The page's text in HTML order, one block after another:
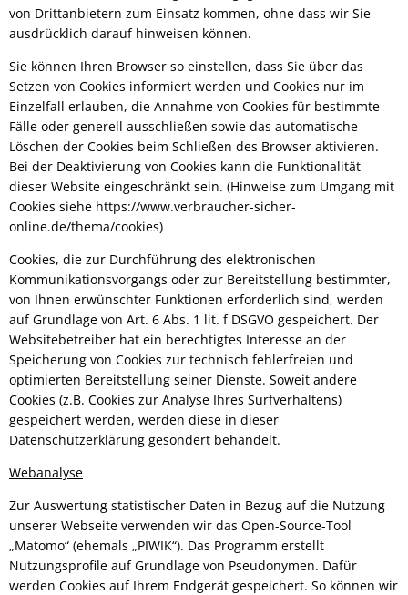
von Drittanbietern zum Einsatz kommen, ohne dass wir Sie
ausdrücklich darauf hinweisen können.
Sie können Ihren Browser so einstellen, dass Sie über das
Setzen von Cookies informiert werden und Cookies nur im
Einzelfall erlauben, die Annahme von Cookies für bestimmte
Fälle oder generell ausschließen sowie das automatische
Löschen der Cookies beim Schließen des Browser aktivieren.
Bei der Deaktivierung von Cookies kann die Funktionalität
dieser Website eingeschränkt sein. (Hinweise zum Umgang mit
Cookies siehe https://www.verbraucher-sicher-
online.de/thema/cookies)
Cookies, die zur Durchführung des elektronischen
Kommunikationsvorgangs oder zur Bereitstellung bestimmter,
von Ihnen erwünschter Funktionen erforderlich sind, werden
auf Grundlage von Art. 6 Abs. 1 lit. f DSGVO gespeichert. Der
Websitebetreiber hat ein berechtigtes Interesse an der
Speicherung von Cookies zur technisch fehlerfreien und
optimierten Bereitstellung seiner Dienste. Soweit andere
Cookies (z.B. Cookies zur Analyse Ihres Surfverhaltens)
gespeichert werden, werden diese in dieser
Datenschutzerklärung gesondert behandelt.
Webanalyse
Zur Auswertung statistischer Daten in Bezug auf die Nutzung
unserer Webseite verwenden wir das Open-Source-Tool
„Matomo“ (ehemals „PIWIK“). Das Programm erstellt
Nutzungsprofile auf Grundlage von Pseudonymen. Dafür
werden Cookies auf Ihrem Endgerät gespeichert. So können wir